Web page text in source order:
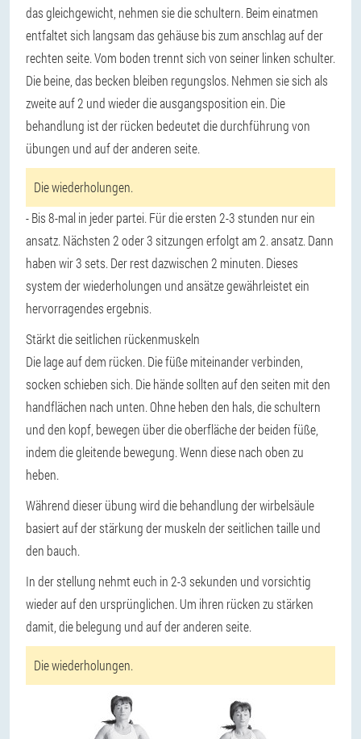
das gleichgewicht, nehmen sie die schultern. Beim einatmen
entfaltet sich langsam das gehäuse bis zum anschlag auf der
rechten seite. Vom boden trennt sich von seiner linken schulter.
Die beine, das becken bleiben regungslos. Nehmen sie sich als
zweite auf 2 und wieder die ausgangsposition ein. Die
behandlung ist der rücken bedeutet die durchführung von
übungen und auf der anderen seite.
Die wiederholungen.
- Bis 8-mal in jeder partei. Für die ersten 2-3 stunden nur ein
ansatz. Nächsten 2 oder 3 sitzungen erfolgt am 2. ansatz. Dann
haben wir 3 sets. Der rest dazwischen 2 minuten. Dieses
system der wiederholungen und ansätze gewährleistet ein
hervorragendes ergebnis.
Stärkt die seitlichen rückenmuskeln
Die lage auf dem rücken. Die füße miteinander verbinden,
socken schieben sich. Die hände sollten auf den seiten mit den
handflächen nach unten. Ohne heben den hals, die schultern
und den kopf, bewegen über die oberfläche der beiden füße,
indem die gleitende bewegung. Wenn diese nach oben zu
heben.
Während dieser übung wird die behandlung der wirbelsäule
basiert auf der stärkung der muskeln der seitlichen taille und
den bauch.
In der stellung nehmt euch in 2-3 sekunden und vorsichtig
wieder auf den ursprünglichen. Um ihren rücken zu stärken
damit, die belegung und auf der anderen seite.
Die wiederholungen.